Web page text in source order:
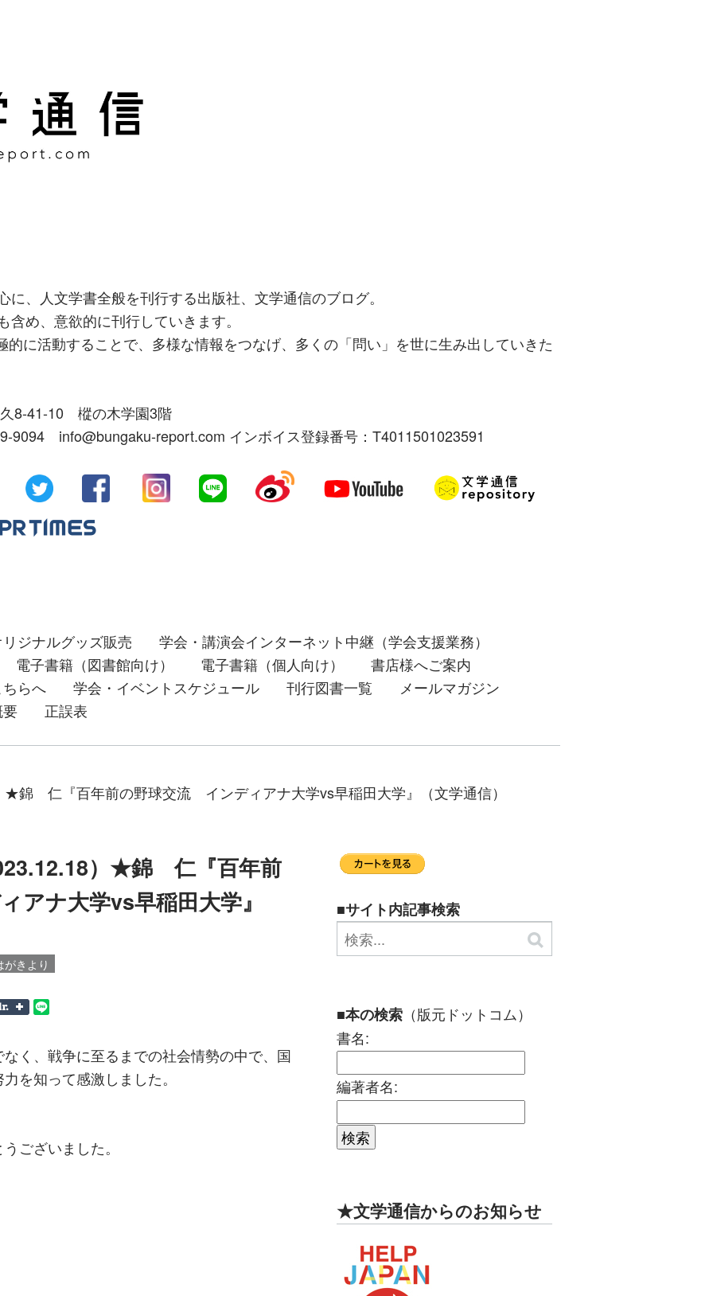
、人文学書全般を刊行する出版社、文学通信のブログ。
め、意欲的に刊行していきます。
に活動することで、多様な情報をつなげ、多くの「問い」を世に生み出していきた
8-41-10 樅の木学園3階
9094 info@bungaku-report.com インボイス登録番号：T4011501023591
ジナルグッズ販売
学会・講演会インターネット中継（学会支援業務）
電子書籍（図書館向け）
電子書籍（個人向け）
書店様へご案内
らへ
学会・イベントスケジュール 刊行図書一覧
メールマガジン
正誤表
★錦 仁『百年前の野球交流 インディアナ大学vs早稲田大学』（文学通信）
）★錦 仁『百年前
ナ大学vs早稲田大学』
がきより
く、戦争に至るまでの社会情勢の中で、国
を知って感激しました。
ございました。
■サイト内記事検索
■本の検索（版元ドットコム）
書名:
編著者名:
★文学通信からのお知らせ